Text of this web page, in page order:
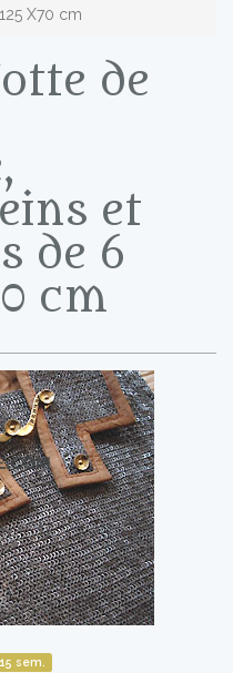
X70 cm
de
et
de 6
cm
15 sem.